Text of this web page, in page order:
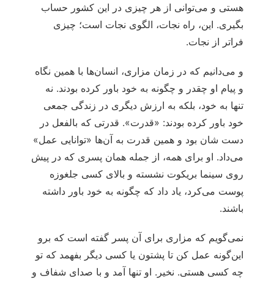
هستی و می‌‏توانی از هر چیزی در این کشور حساب
بگیری. این، راه نجات، الگوی نجات است؛ چیزی
فراتر از نجات.
و می‌‏دانیم که در زمان مزاری، انسان‏‌ها با همین نگاه
و پیام او چقدر و چگونه به خود باور کرده بودند. نه
تنها به خود، بلکه به ارزش دیگری در زندگی جمعی
خود باور کرده بودند: «قدرت». قدرتی که بالفعل در
دست شان بود و همین قدرت به آن‌ها «توانایی عمل»
می‌‏داد. او برای همه، از جمله همان پسری که در پیش
روی سینما بریکوت نشسته و بالای کسی جلغوزه
پوست می‌‏کرد، یاد داد که چگونه به خود باور داشته
باشند.
نمی‌‏گویم که مزاری برای آن پسر گفته است که برو
این‌گونه عمل کن تا پشتون یا کسی دیگر بفهمد که تو
چه کسی هستی. نخیر. او تنها آمد و با صدای شفاف و